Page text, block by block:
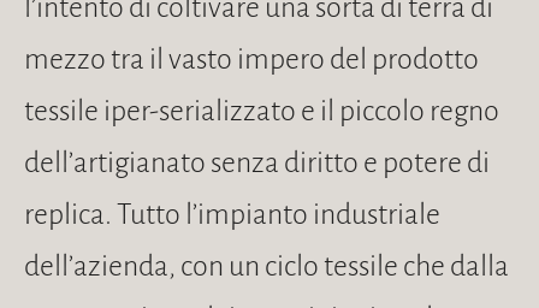
l’intento di coltivare una sorta di terra di
mezzo tra il vasto impero del prodotto
tessile iper-serializzato e il piccolo regno
dell’artigianato senza diritto e potere di
replica. Tutto l’impianto industriale
dell’azienda, con un ciclo tessile che dalla